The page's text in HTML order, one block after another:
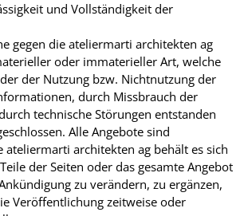
und Vollständigkeit der
gegen die ateliermarti architekten ag
oder immaterieller Art, welche
der Nutzung bzw. Nichtnutzung der
durch Missbrauch der
technische Störungen entstanden
Alle Angebote sind
ateliermarti architekten ag behält es sich
der Seiten oder das gesamte Angebot
zu verändern, zu ergänzen,
Veröffentlichung zeitweise oder